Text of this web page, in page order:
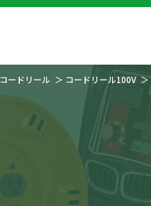
コードリール コードリール100V